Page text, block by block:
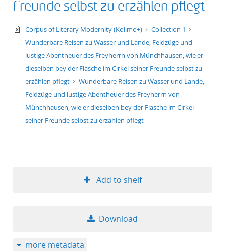
Freunde selbst zu erzählen pflegt
text/xml
Corpus of Literary Modernity (Kolimo+)
Collection 1
Wunderbare Reisen zu Wasser und Lande, Feldzüge und
lustige Abentheuer des Freyherrn von Münchhausen, wie er
dieselben bey der Flasche im Cirkel seiner Freunde selbst zu
erzählen pflegt
Wunderbare Reisen zu Wasser und Lande,
Feldzüge und lustige Abentheuer des Freyherrn von
Münchhausen, wie er dieselben bey der Flasche im Cirkel
seiner Freunde selbst zu erzählen pflegt
Add to shelf
Download
more metadata